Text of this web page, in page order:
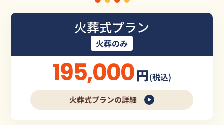
火葬式プラン
火葬のみ
195,000円(税込)
火葬式プランの詳細